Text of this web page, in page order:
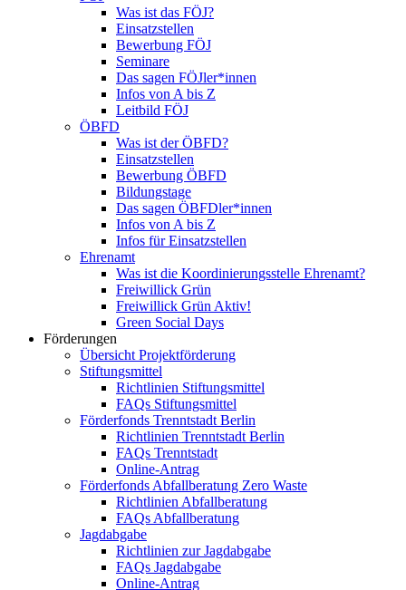
Was ist das FÖJ?
Einsatzstellen
Bewerbung FÖJ
Seminare
Das sagen FÖJler*innen
Infos von A bis Z
Leitbild FÖJ
ÖBFD
Was ist der ÖBFD?
Einsatzstellen
Bewerbung ÖBFD
Bildungstage
Das sagen ÖBFDler*innen
Infos von A bis Z
Infos für Einsatzstellen
Ehrenamt
Was ist die Koordinierungsstelle Ehrenamt?
Freiwillick Grün
Freiwillick Grün Aktiv!
Green Social Days
Förderungen
Übersicht Projektförderung
Stiftungsmittel
Richtlinien Stiftungsmittel
FAQs Stiftungsmittel
Förderfonds Trenntstadt Berlin
Richtlinien Trenntstadt Berlin
FAQs Trenntstadt
Online-Antrag
Förderfonds Abfallberatung Zero Waste
Richtlinien Abfallberatung
FAQs Abfallberatung
Jagdabgabe
Richtlinien zur Jagdabgabe
FAQs Jagdabgabe
Online-Antrag